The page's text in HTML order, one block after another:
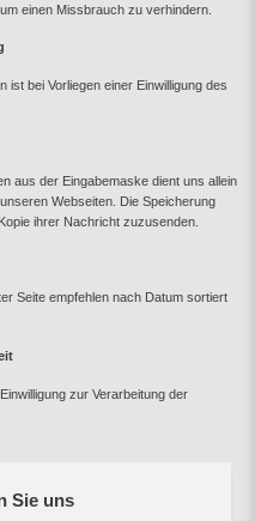
Sie uns
einen Missbrauch zu verhindern.
ist bei Vorliegen einer Einwilligung des
aus der Eingabemaske dient uns allein
Webseiten. Die Speicherung
ihrer Nachricht zuzusenden.
Seite empfehlen nach Datum sortiert
zur Verarbeitung der